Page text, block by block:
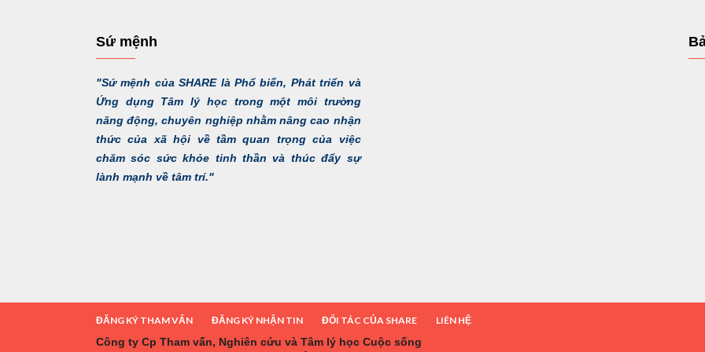
Sứ mệnh
"Sứ mệnh của SHARE là Phổ biến, Phát triển và
Ứng dụng Tâm lý học trong một môi trường
năng động, chuyên nghiệp nhằm nâng cao nhận
thức của xã hội về tầm quan trọng của việc
chăm sóc sức khỏe tinh thần và thúc đẩy sự
lành mạnh về tâm trí."
ĐĂNG KÝ THAM VẤN ĐĂNG KÝ NHẬN TIN ĐỐI TÁC CỦA SHARE LIÊN HỆ
Công ty Cp Tham vấn, Nghiên cứu và Tâm lý học Cuộc sống